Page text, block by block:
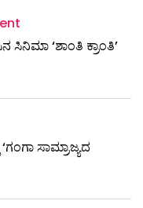
ಸಿನಿಮಾ ‘ಶಾಂತಿ ಕ್ರಾಂತಿ’
ಸಾಮ್ರಾಜ್ಯದ